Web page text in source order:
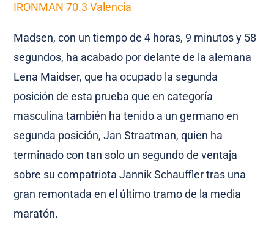
IRONMAN 70.3 Valencia
Madsen, con un tiempo de 4 horas, 9 minutos y 58
segundos, ha acabado por delante de la alemana
Lena Maidser, que ha ocupado la segunda
posición de esta prueba que en categoría
masculina también ha tenido a un germano en
segunda posición, Jan Straatman, quien ha
terminado con tan solo un segundo de ventaja
sobre su compatriota Jannik Schauffler tras una
gran remontada en el último tramo de la media
maratón.